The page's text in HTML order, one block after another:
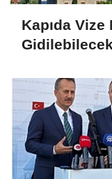
Kapıda Vize